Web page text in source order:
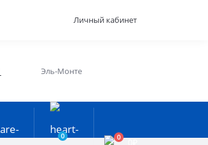
Личный кабинет
Эль-Монте
0 0